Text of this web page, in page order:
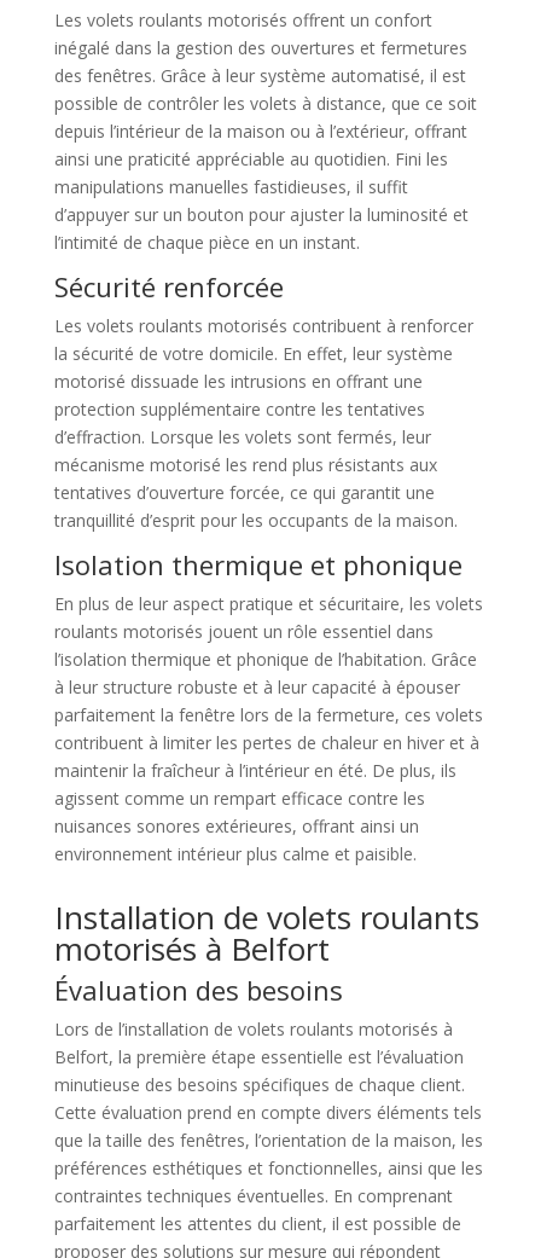
Les volets roulants motorisés offrent un confort
inégalé dans la gestion des ouvertures et fermetures
des fenêtres. Grâce à leur système automatisé, il est
possible de contrôler les volets à distance, que ce soit
depuis l’intérieur de la maison ou à l’extérieur, offrant
ainsi une praticité appréciable au quotidien. Fini les
manipulations manuelles fastidieuses, il suffit
d’appuyer sur un bouton pour ajuster la luminosité et
l’intimité de chaque pièce en un instant.
Sécurité renforcée
Les volets roulants motorisés contribuent à renforcer
la sécurité de votre domicile. En effet, leur système
motorisé dissuade les intrusions en offrant une
protection supplémentaire contre les tentatives
d’effraction. Lorsque les volets sont fermés, leur
mécanisme motorisé les rend plus résistants aux
tentatives d’ouverture forcée, ce qui garantit une
tranquillité d’esprit pour les occupants de la maison.
Isolation thermique et phonique
En plus de leur aspect pratique et sécuritaire, les volets
roulants motorisés jouent un rôle essentiel dans
l’isolation thermique et phonique de l’habitation. Grâce
à leur structure robuste et à leur capacité à épouser
parfaitement la fenêtre lors de la fermeture, ces volets
contribuent à limiter les pertes de chaleur en hiver et à
maintenir la fraîcheur à l’intérieur en été. De plus, ils
agissent comme un rempart efficace contre les
nuisances sonores extérieures, offrant ainsi un
environnement intérieur plus calme et paisible.
Installation de volets roulants
motorisés à Belfort
Évaluation des besoins
Lors de l’installation de volets roulants motorisés à
Belfort, la première étape essentielle est l’évaluation
minutieuse des besoins spécifiques de chaque client.
Cette évaluation prend en compte divers éléments tels
que la taille des fenêtres, l’orientation de la maison, les
préférences esthétiques et fonctionnelles, ainsi que les
contraintes techniques éventuelles. En comprenant
parfaitement les attentes du client, il est possible de
proposer des solutions sur mesure qui répondent